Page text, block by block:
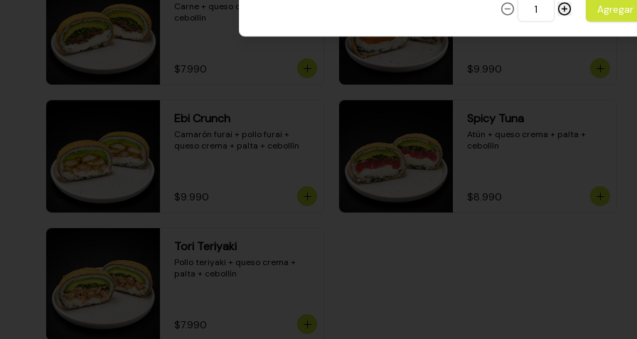
Carne + queso crema + palta +
cebollín
$7.990
Salmón + queso crema + palta +
$9.990
Ebi Crunch
Camarón furai + pollo furai +
queso crema + palta + cebollín
$9.990
Spicy Tuna
Atún + queso crema + palta +
cebollín
$8.990
Tori Teriyaki
Pollo teriyaki + queso crema +
palta + cebollín
$7.990
Agregar